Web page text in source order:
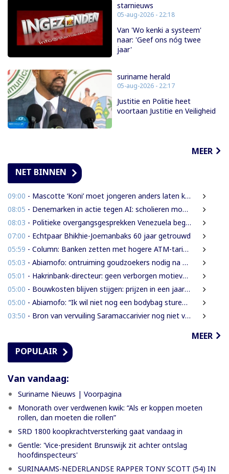
starnieuws
05-aug-2026 - 22:18
Van 'Wo kenki a systeem'
naar: 'Geef ons nóg twee
jaar'
suriname herald
05-aug-2026 - 22:17
Justitie en Politie heet
voortaan Justitie en Veiligheid
MEER
NET BINNEN
09:00 - Mascotte ‘Koni’ moet jongeren anders laten kijken naar Surinaamse houtsector
08:05 - Denemarken in actie tegen AI: scholieren moeten extra mondelinge examens doen
08:03 - Politieke overgangsgesprekken Venezuela beginnen zonder Machado
07:00 - Echtpaar Bhikhie-Joemanbaks 60 jaar getrouwd
05:59 - Column: Banken zetten met hogere ATM-tarieven digitale economie op achterstand
05:03 - Abiamofo: ontruiming goudzoekers nodig na dodelijke risico’s in Moeroekreek en 21 Bergi
05:01 - Hakrinbank-directeur: geen verborgen motieven bij verkoop DSB-belang
05:00 - Bouwkosten blijven stijgen: prijzen in een jaar tijd gemiddeld 7,3% hoger
05:00 - Abiamofo: “Ik wil niet nog een bodybag sturen naar dat gebied”
03:50 - Bron van vervuiling Saramaccarivier nog niet vastgesteld, onderzoek in afrondende fase
MEER
POPULAIR
Van vandaag:
Suriname Nieuws | Voorpagina
Monorath over verdwenen kwik: “Als er koppen moeten
rollen, dan moeten die rollen”
SRD 1800 koopkrachtversterking gaat vandaag in
Gentle: 'Vice-president Brunswijk zit achter ontslag
hoofdinspecteurs'
SURINAAMS-NEDERLANDSE RAPPER TONY SCOTT (54) IN